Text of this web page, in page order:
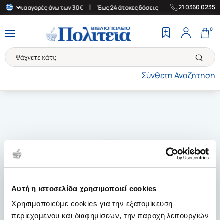
Αυτή η ιστοσελίδα χρησιμοποιεί cookies
Χρησιμοποιούμε cookies για την εξατομίκευση
περιεχομένου και διαφημίσεων, την παροχή λειτουργιών
για αγορές άνω των 30€ Έως 24 άτοκες δόσεις | Δωρεάν
21 0360 0235
Σύνθετη Αναζήτηση
0